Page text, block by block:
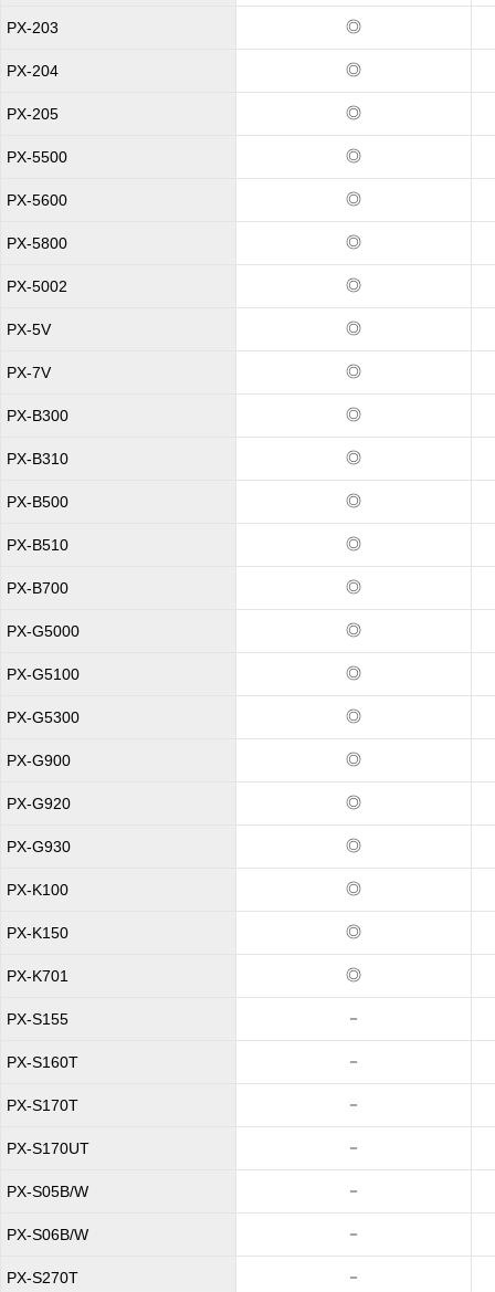
PX-203 ◎
PX-204 ◎
PX-205 ◎
PX-5500 ◎
PX-5600 ◎
PX-5800 ◎
PX-5002 ◎
PX-5V ◎
PX-7V ◎
PX-B300 ◎
PX-B310 ◎
PX-B500 ◎
PX-B510 ◎
PX-B700 ◎
PX-G5000 ◎
PX-G5100 ◎
PX-G5300 ◎
PX-G900 ◎
PX-G920 ◎
PX-G930 ◎
PX-K100 ◎
PX-K150 ◎
PX-K701 ◎
PX-S155 －
PX-S160T －
PX-S170T －
PX-S170UT －
PX-S05B/W －
PX-S06B/W －
PX-S270T －